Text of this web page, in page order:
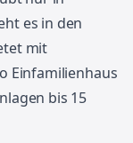
es in den
mit
Einfamilienhaus
bis 15